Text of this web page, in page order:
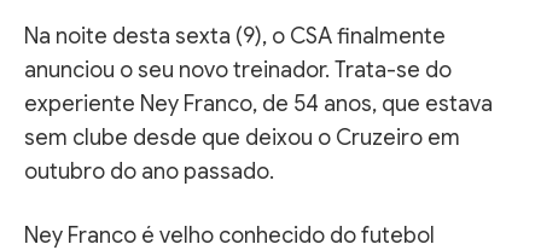
Na noite desta sexta (9), o CSA finalmente
anunciou o seu novo treinador. Trata-se do
experiente Ney Franco, de 54 anos, que estava
sem clube desde que deixou o Cruzeiro em
outubro do ano passado.
Ney Franco é velho conhecido do futebol